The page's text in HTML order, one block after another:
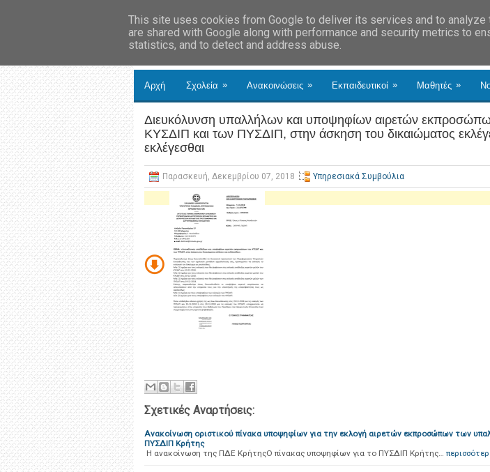
Αρχή Σχολεία » Ανακοινώσεις » Εκπαιδευτικοί » Μαθητές »
Διευκόλυνση υπαλλήλων και υποψηφίων αιρετών
ΚΥΣΔΙΠ και των ΠΥΣΔΙΠ, στην άσκηση του δικαιώματος
εκλέγεσθαι
Παρασκευή, Δεκεμβρίου 07, 2018 Υπηρεσιακά Συμβούλια
Σχετικές Αναρτήσεις:
Ανακοίνωση οριστικού πίνακα υποψηφίων για την εκλογή αιρετών εκπροσώπων των
ΠΥΣΔΙΠ Κρήτης
Η ανακοίνωση της ΠΔΕ ΚρήτηςΟ πίνακας υποψηφίων για το ΠΥΣΔΙΠ Κρήτης…
This site uses cookies from Google to deliver its services and to analyze
are shared with Google along with performance and security metrics to
statistics, and to detect and address abuse.